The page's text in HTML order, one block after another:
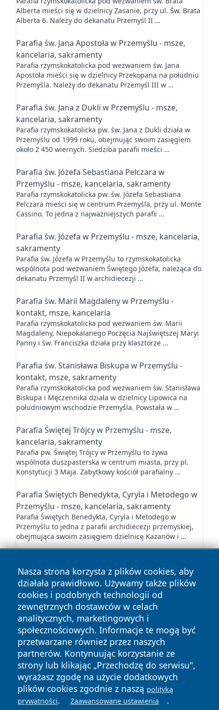
Alberta mieści się w dzielnicy Zasanie, przy ul. Św. Brata
Alberta 6. Należy do dekanatu Przemyśl II …
Parafia św. Jana Apostoła w Przemyślu - msze,
kancelaria, sakramenty
Parafia rzymskokatolicka pod wezwaniem św. Jana
Apostoła mieści się w dzielnicy Przekopana na południu
Przemyśla. Należy do dekanatu Przemyśl III w …
Parafia św. Jana z Dukli w Przemyślu - msze,
kancelaria, sakramenty
Parafia rzymskokatolicka pw. św. Jana z Dukli działa w
Przemyślu od 1999 roku, obejmując swoim zasięgiem
około 2 450 wiernych. Siedziba parafii mieści …
Parafia św. Józefa Sebastiana Pelczara w
Przemyślu - msze, kancelaria, sakramenty
Parafia rzymskokatolicka pw. św. Józefa Sebastiana
Pelczara mieści się w centrum Przemyśla, przy ul. Monte
Cassino. To jedna z najważniejszych parafii …
Parafia św. Józefa w Przemyślu - msze, kancelaria,
sakramenty
Parafia św. Józefa w Przemyślu to rzymskokatolicka
wspólnota pod wezwaniem Świętego Józefa, należąca do
dekanatu Przemyśl II w archidiecezji …
Parafia św. Marii Magdaleny w Przemyślu -
kontakt, msze, kancelaria
Parafia rzymskokatolicka pod wezwaniem św. Marii
Magdaleny, Niepokalanego Poczęcia Najświętszej Maryi
Panny i św. Franciszka działa przy klasztorze …
Parafia św. Stanisława Biskupa w Przemyślu -
kontakt, msze, sakramenty
Parafia rzymskokatolicka pod wezwaniem św. Stanisława
Biskupa i Męczennika działa w dzielnicy Lipowica na
południowym wschodzie Przemyśla. Powstała w …
Parafia Świętej Trójcy w Przemyślu - msze,
kancelaria, sakramenty
Parafia pw. Świętej Trójcy w Przemyślu to żywa
wspólnota duszpasterska w centrum miasta, przy pl.
Konstytucji 3 Maja. Zabytkowy kościół parafialny …
Parafia Świętych Benedykta, Cyryla i Metodego w
Przemyślu - msze, kancelaria, sakramenty
Parafia Świętych Benedykta, Cyryla i Metodego w
Przemyślu to jedna z parafii archidiecezji przemyskiej,
obejmująca swoim zasięgiem dzielnicę Kazanów i …
Nasza strona korzysta z plików cookies, aby
działała prawidłowo. Używamy także plików
cookies i podobnych technologii od
zewnętrznych dostawców w celach
analitycznych, marketingowych i
społecznościowych. Informacje te mogą być
przetwarzane również przez naszych
partnerów. Kontynuując korzystanie ze
strony lub klikając „Przechodzę do serwisu",
wyrażasz zgodę na użycie dodatkowych
plików cookies zgodnie z naszą polityką
prywatności. Zaawansowane ustawienia .
Copyright © 2026 przemyslonline.pl Wszystkie prawa
zastrzeżone.
News Autorzy
Polityka
Prywatności
Polityka
Cookies